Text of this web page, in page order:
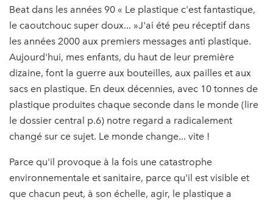
Beat dans les années 90 « Le plastique c'est fantastique,
le caoutchouc super doux... »J'ai été peu réceptif dans
les années 2000 aux premiers messages anti plastique.
Aujourd'hui, mes enfants, du haut de leur première
dizaine, font la guerre aux bouteilles, aux pailles et aux
sacs en plastique. En deux décennies, avec 10 tonnes de
plastique produites chaque seconde dans le monde (lire
le dossier central p.6) notre regard a radicalement
changé sur ce sujet. Le monde change... vite !
Parce qu'il provoque à la fois une catastrophe
environnementale et sanitaire, parce qu'il est visible et
que chacun peut, à son échelle, agir, le plastique a